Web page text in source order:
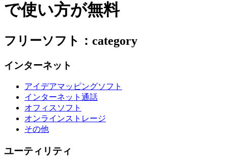
で使い方が無料
フリーソフト：category
インターネット
アイデアマッピングソフト
インターネット通話
オフィスソフト
オンラインストレージ
その他
ユーティリティ